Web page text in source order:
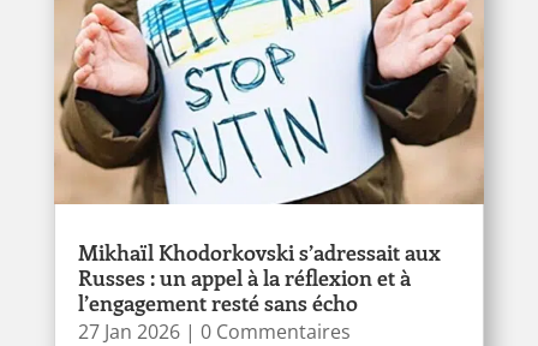
Mikhaïl Khodorkovski s’adressait aux
Russes : un appel à la réflexion et à
l’engagement resté sans écho
27 Jan 2026| 0 Commentaires